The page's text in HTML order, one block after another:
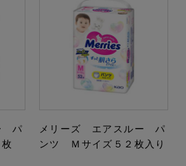
パ
メリーズ エアスルー パ
ンツ Ｍサイズ５２枚入り